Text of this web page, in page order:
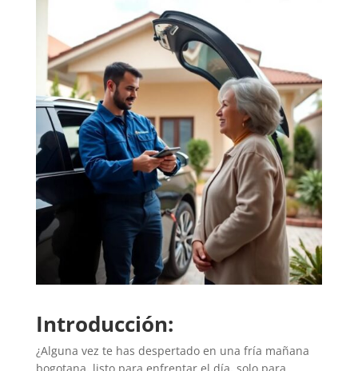
Introducción:
¿Alguna vez te has despertado en una fría mañana